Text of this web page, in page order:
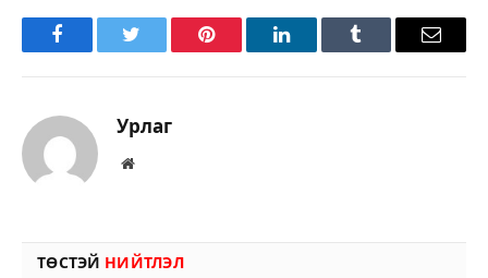
FacebookTwitter Pinterest LinkedInTumblr Имэйл
Урлаг
Вэбсайт
ТӨСТЭЙ НИЙТЛЭЛ